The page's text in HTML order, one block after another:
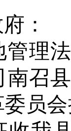
：
管理
南召
员